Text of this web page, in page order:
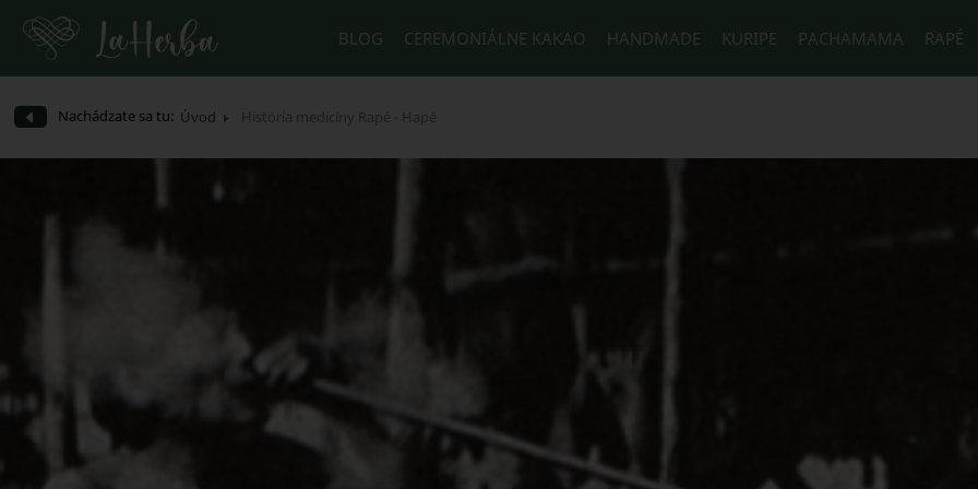
BLOG CEREMONIÁLNE KAKAO HANDMADE KURIPE PACHAMAMA RAPÉ
Nachádzate sa tu: Úvod História medicíny Rapé - Hapé